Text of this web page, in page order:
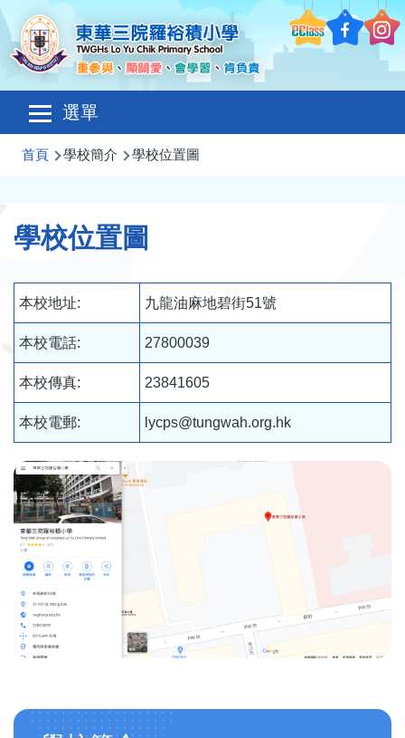
移至主內容
選單
Main
navigation
導
結
首頁 學校簡介 學校位置圖
學校位置圖
本校地址: 九龍油麻地碧街51號
本校電話: 27800039
本校傳真: 23841605
本校電郵: lycps@tungwah.org.hk
Main